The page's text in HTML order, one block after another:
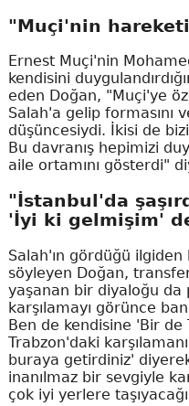
"Muçi'nin
Ernest Muçi'nin
kendisini
eden Doğan, "Muçi'ye
Salah'a gelip formasını
düşüncesiydi. İkisi de
Bu davranış hepimizi
aile ortamını gösterdi"
"İstanbul'da
'İyi ki gelmişim'
Salah'ın gördüğü
söyleyen Doğan,
yaşanan bir diyaloğu da
karşılamayı görünce
Ben de kendisine 'Bir
Trabzon'daki
buraya getirdiniz'
inanılmaz bir sevgiyle
çok iyi yerlere